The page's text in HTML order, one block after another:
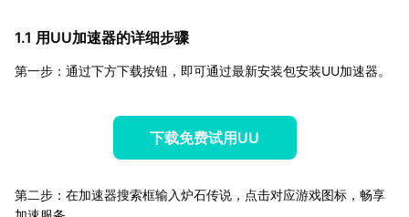
1.1 用UU加速器的详细步骤
第一步：通过下方下载按钮，即可通过最新安装包安装UU加速器。
下载免费试用UU
第二步：在加速器搜索框输入炉石传说，点击对应游戏图标，畅享